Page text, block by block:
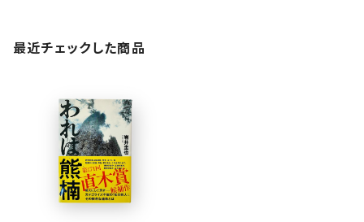
最近チェックした商品